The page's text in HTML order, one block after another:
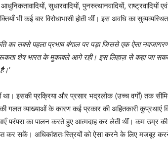
सुधारवादियों, पुनरुत्थानवादियों, राष्ट्रवादियों
भी कई बार विरोधाभासी होती थीं। इस अवधि का
का सबसे पहला प्रभाव बंगाल पर पड़ा जिससे एक ऐसा
शेष भारत के मुकाबले आगे रही। इस लिहाज़ से कहा जा सकता
था। इसकी प्रक्रिया और प्रसार भद्रलोक (उच्च वर्गों) तक
गलत व्याख्याओं के कारण कई प्रकार की अहितकारी कुप्रथाएं
परंपरा का पालन करते हुए आत्मदाह कर लेती थीं। कम उम्र
कर सकें। अधिकांशतःस्त्रियों को ऐसा करने के लिए मजबूर